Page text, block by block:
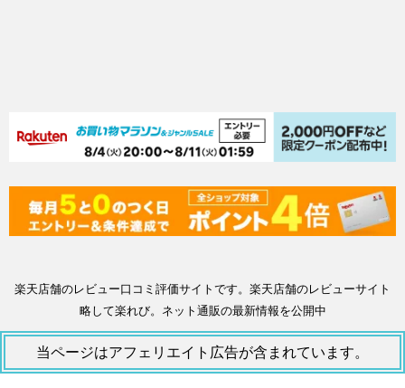
楽天店舗のレビュー口コミ評価サイトです。楽天店舗のレビューサイト
略して楽れび。ネット通販の最新情報を公開中
当ページはアフェリエイト広告が含まれています。